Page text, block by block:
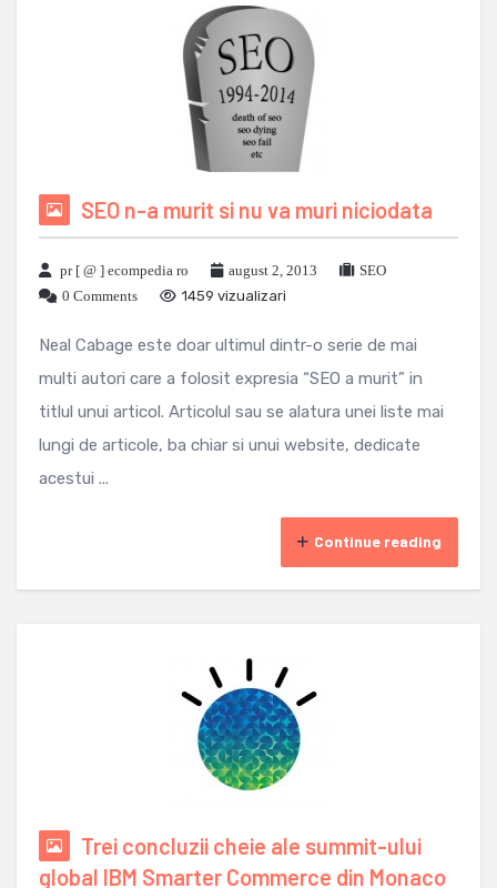
SEO n-a murit si nu va muri niciodata
pr [ @ ] ecompedia ro august 2, 2013
SEO
0 Comments
1459 vizualizari
Neal Cabage este doar ultimul dintr-o serie de mai
multi autori care a folosit expresia “SEO a murit” in
titlul unui articol. Articolul sau se alatura unei liste mai
lungi de articole, ba chiar si unui website, dedicate
acestui ...
Continue reading
Trei concluzii cheie ale summit-ului
global IBM Smarter Commerce din Monaco